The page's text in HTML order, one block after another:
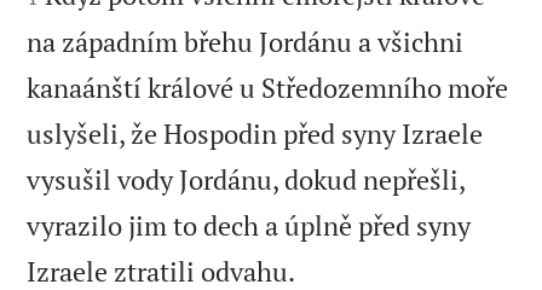
na západním břehu Jordánu a všichni
kanaánští králové u Středozemního moře
uslyšeli, že Hospodin před syny Izraele
vysušil vody Jordánu, dokud nepřešli,
vyrazilo jim to dech a úplně před syny
Izraele ztratili odvahu.